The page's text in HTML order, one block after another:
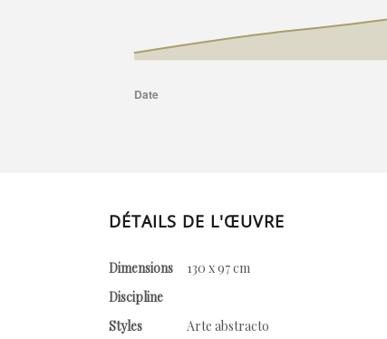
DÉTAILS DE L'ŒUVRE
Dimensions
130 x 97 cm
Discipline
Styles
Arte abstracto